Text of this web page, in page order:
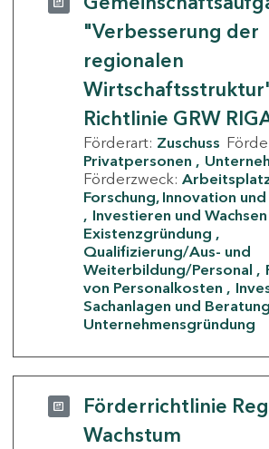
"Verbesserung der
regionalen
Richtlinie GRW
Förderart: Zuschuss
Privatpersonen
Förderzweck:
Forschung, Innovation
Investieren und Wachsen
Existenzgründung
Qualifizierung/Aus- und
Weiterbildung/Personal
von Personalkosten
Sachanlagen und Beratung
Unternehmensgründung
Förderrichtlinie
Wachstum